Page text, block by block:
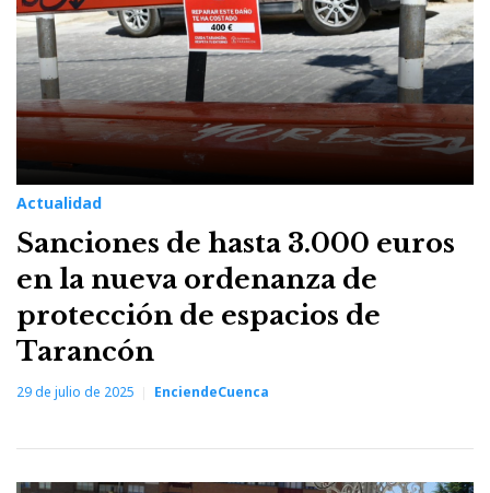
Actualidad
Sanciones de hasta 3.000 euros
en la nueva ordenanza de
protección de espacios de
Tarancón
29 de julio de 2025 EnciendeCuenca